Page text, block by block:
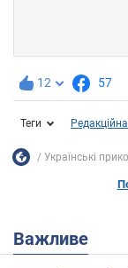
12 57
Теги
Українські
Важливе